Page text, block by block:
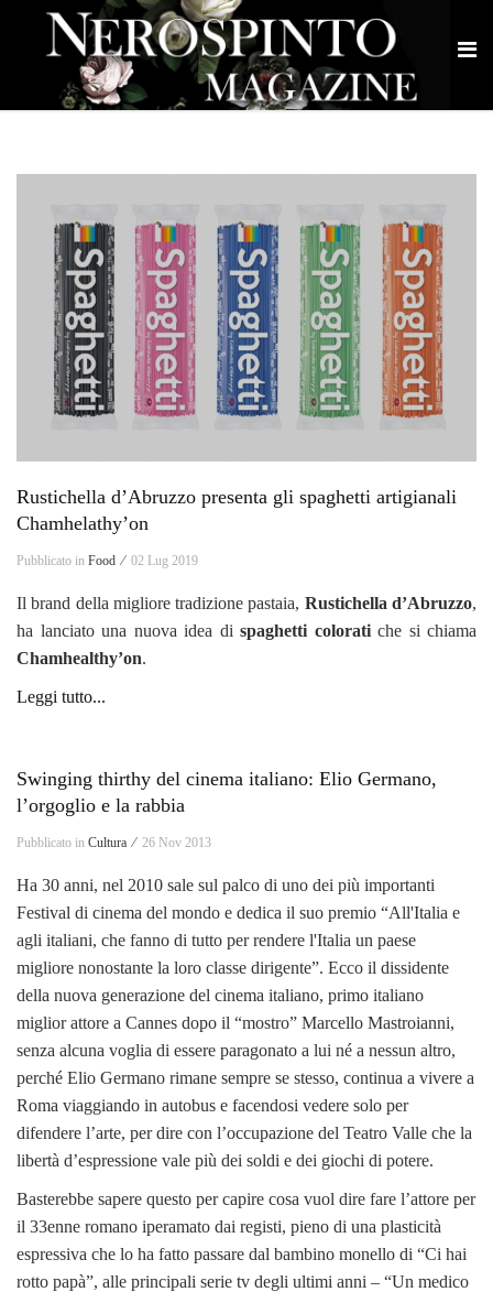
Rustichella d’Abruzzo presenta gli spaghetti artigianali
Chamhelathy’on
Pubblicato in Food ⁄ 02 Lug 2019
Il brand della migliore tradizione pastaia, Rustichella d’Abruzzo,
ha lanciato una nuova idea di spaghetti coloratiche si chiama
Chamhealthy’on.
Leggi tutto...
Swinging thirthy del cinema italiano: Elio Germano,
l’orgoglio e la rabbia
Pubblicato in Cultura ⁄ 26 Nov 2013
Ha 30 anni, nel 2010 sale sul palco di uno dei più importanti
Festival di cinema del mondo e dedica il suo premio “All'Italia e
agli italiani, che fanno di tutto per rendere l'Italia un paese
migliore nonostante la loro classe dirigente”. Ecco il dissidente
della nuova generazione del cinema italiano, primo italiano
miglior attore a Cannes dopo il “mostro” Marcello Mastroianni,
senza alcuna voglia di essere paragonato a lui né a nessun altro,
perché Elio Germano rimane sempre se stesso, continua a vivere a
Roma viaggiando in autobus e facendosi vedere solo per
difendere l’arte, per dire con l’occupazione del Teatro Valle che la
libertà d’espressione vale più dei soldi e dei giochi di potere.
Basterebbe sapere questo per capire cosa vuol dire fare l’attore per
il 33enne romano iperamato dai registi, pieno di una plasticità
espressiva che lo ha fatto passare dal bambino monello di “Ci hai
rotto papà”, alle principali serie tv degli ultimi anni – “Un medico